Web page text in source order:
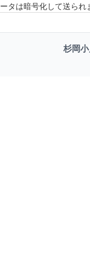
ータは暗号化して送られ
杉岡小